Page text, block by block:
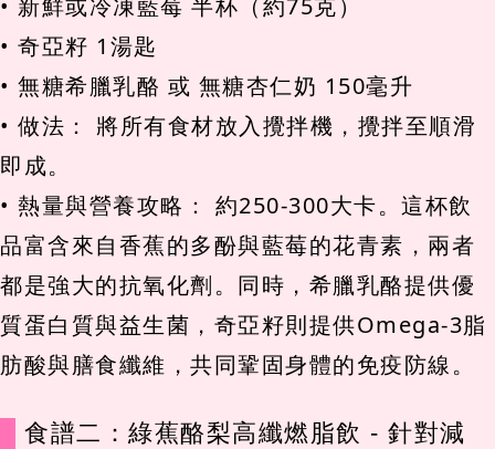
• 新鮮或冷凍藍莓 半杯（約75克）
• 奇亞籽 1湯匙
• 無糖希臘乳酪 或 無糖杏仁奶 150毫升
• 做法： 將所有食材放入攪拌機，攪拌至順滑
即成。
• 熱量與營養攻略： 約250-300大卡。這杯飲
品富含來自香蕉的多酚與藍莓的花青素，兩者
都是強大的抗氧化劑。同時，希臘乳酪提供優
質蛋白質與益生菌，奇亞籽則提供Omega-3脂
肪酸與膳食纖維，共同鞏固身體的免疫防線。
食譜二：綠蕉酪梨高纖燃脂飲 - 針對減